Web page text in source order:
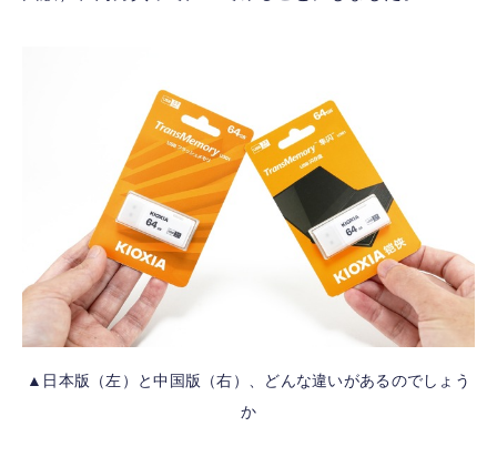
▲日本版（左）と中国版（右）、どんな違いがあるのでしょう
か